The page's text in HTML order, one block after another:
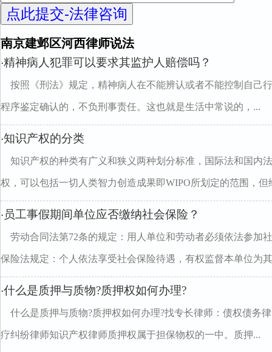
南京建邺区河西律师说法
·精神病人犯罪可以要求其监护人赔偿吗？
按照《刑法》规定，精神病人在不能辨认或者不能控制自己
程序鉴定确认的，不负刑事责任。这也就是生活中常说的，...
·知识产权的分类
知识产权的种类有广义和狭义两种划分标准，国际法和国内
权，可以包括一切人类智力创造成果即WIPO所划定的范围，但
· 员工事假期间单位应否缴纳社会保险？
劳动合同法第72条的规定：用人单位和劳动者必须依法参加
保险法规定：个人依法享受社会保险待遇，有权监督本单位为
·什么是质押与质物?质押权如何办理?
什么是质押与质物?质押权如何办理?找专长律师：债权债务
疗纠纷律师知识产权律师质押权属于担保物权的一中。质押...